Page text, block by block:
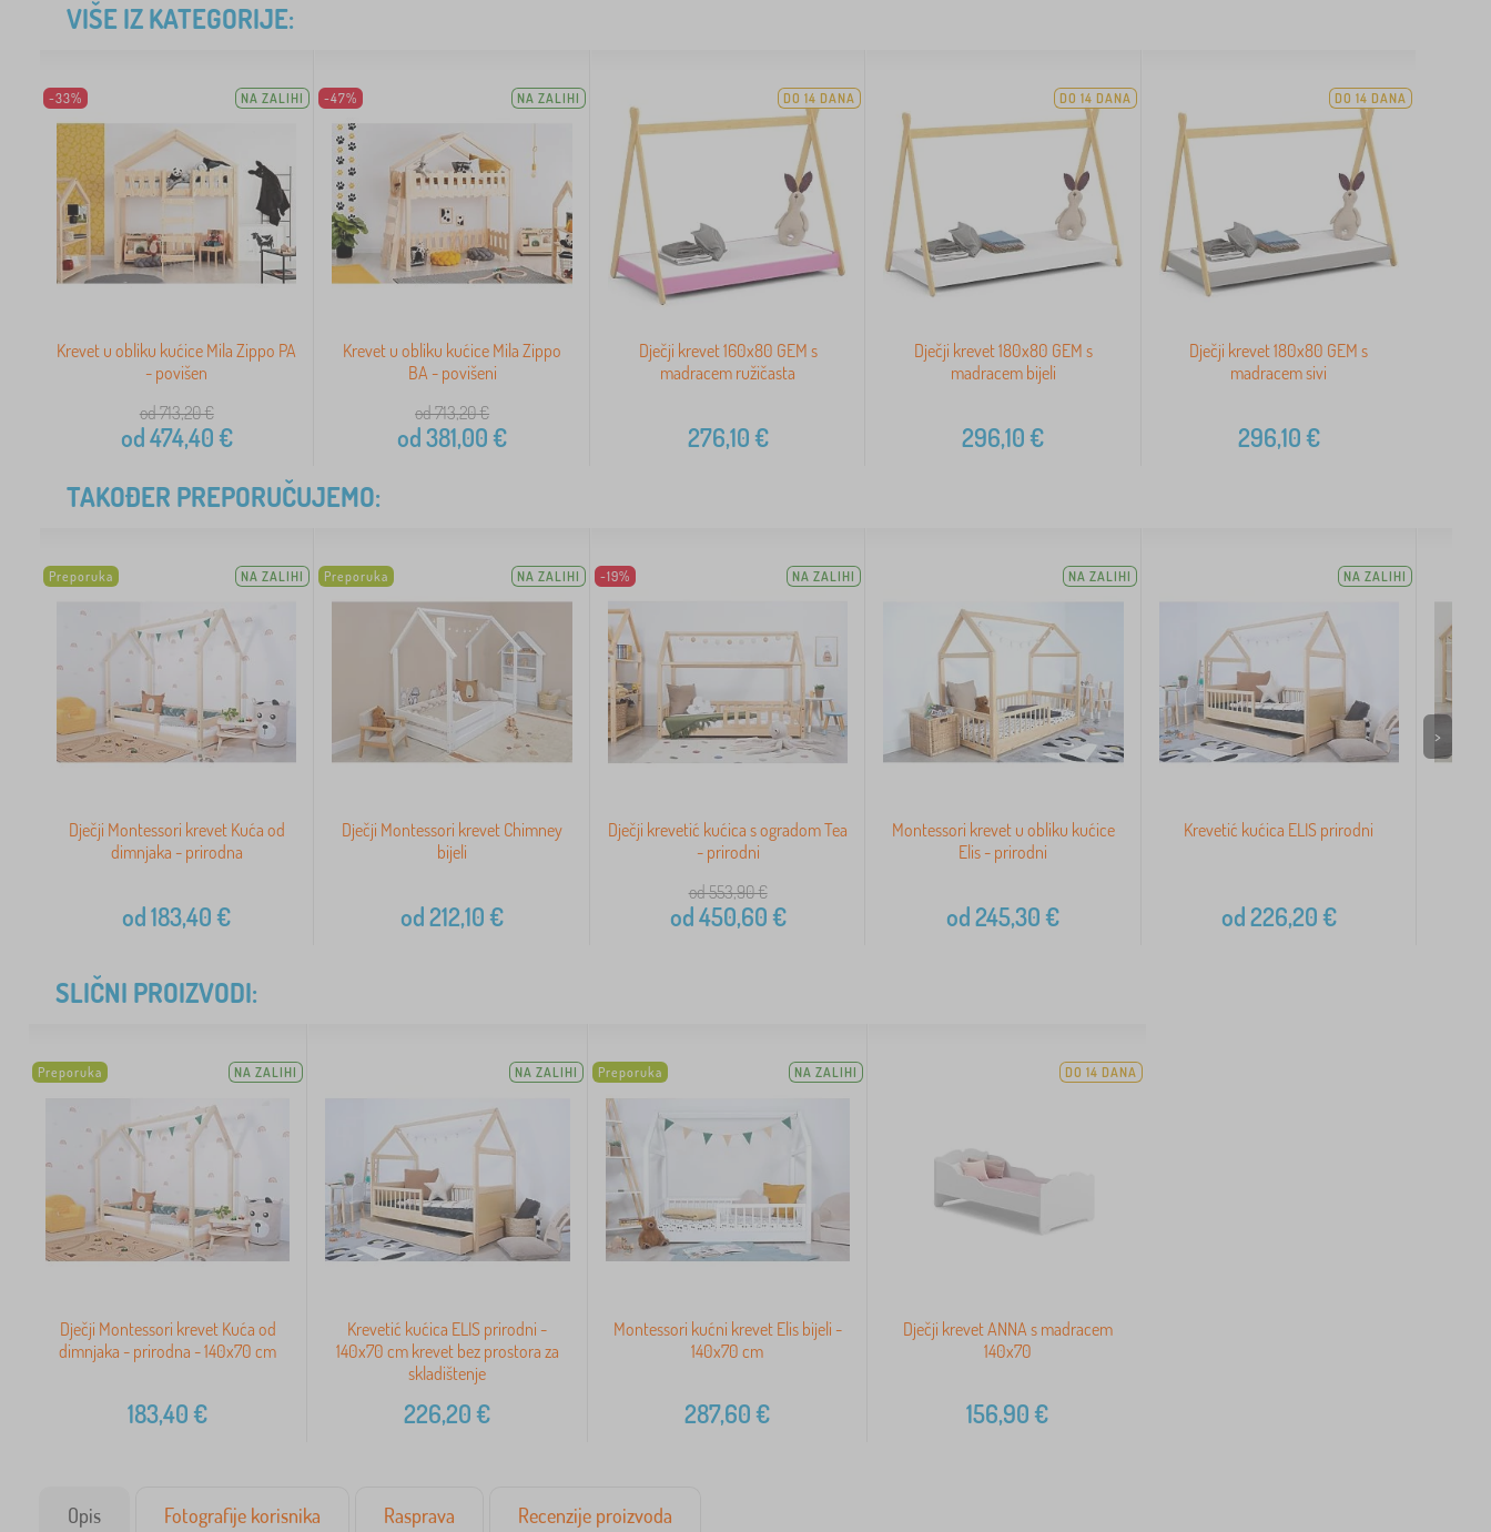
VIŠE IZ KATEGORIJE:
-33% NA ZALIHI
Krevet u obliku kućice Mila Zippo PA
- povišen
od 713,20€
od474,40€
-47% NA ZALIHI
Krevet u obliku kućice Mila Zippo
BA - povišeni
od 713,20€
od381,00€
DO 14 DANA
Dječji krevet 160x80 GEM s
madracem ružičasta
276,10€
DO 14 DANA
Dječji krevet 180x80 GEM s
madracem bijeli
296,10€
DO 14 DANA
Dječji krevet 180x80 GEM s
madracem sivi
296,10€
TAKOĐER PREPORUČUJEMO:
Preporuka NA ZALIHI
Dječji Montessori krevet Kuća od
dimnjaka - prirodna
od183,40€
Preporuka NA ZALIHI
Dječji Montessori krevet Chimney
bijeli
od212,10€
-19% NA ZALIHI
Dječji krevetić kućica s ogradom Tea
- prirodni
od 553,90€
od450,60€
NA ZALIHI
Montessori krevet u obliku kućice
Elis - prirodni
od245,30€
NA ZALIHI
Krevetić kućica ELIS prirodni
od226,20€
>
SLIČNI PROIZVODI:
Preporuka NA ZALIHI
Dječji Montessori krevet Kuća od
dimnjaka - prirodna - 140x70 cm
183,40€
NA ZALIHI
Krevetić kućica ELIS prirodni -
140x70 cm krevet bez prostora za
skladištenje
226,20€
Preporuka NA ZALIHI
Montessori kućni krevet Elis bijeli -
140x70 cm
287,60€
DO 14 DANA
Dječji krevet ANNA s madracem
140x70
156,90€
Opis Fotografije korisnika Rasprava Recenzije proizvoda